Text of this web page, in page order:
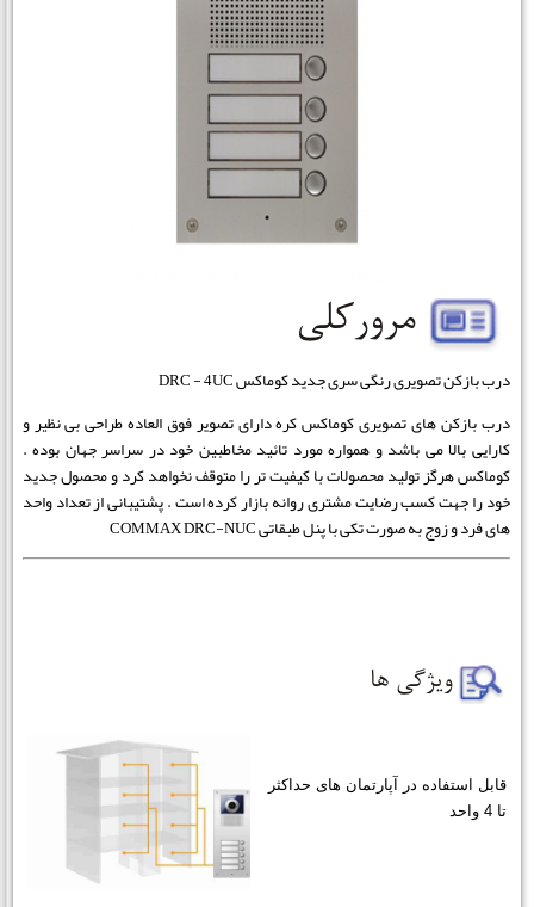
درب بازکن تصویری رنگی سری جدید کوماکس DRC - 4UC
درب بازکن های تصویری کوماکس کره دارای تصویر فوق العاده طراحی بی نظیر و
کارایی بالا می باشد و همواره مورد تائید مخاطبین خود در سراسر جهان بوده .
کوماکس هرگز تولید محصولات با کیفیت تر را متوقف نخواهد کرد و محصول جدید
خود را جهت کسب رضایت مشتری روانه بازار کرده است . پشتیبانی از تعداد واحد
های فرد و زوج به صورت تکی با پنل طبقاتی COMMAX DRC-NUC
قابل استفاده در آپارتمان های حداکثر
تا 4 واحد